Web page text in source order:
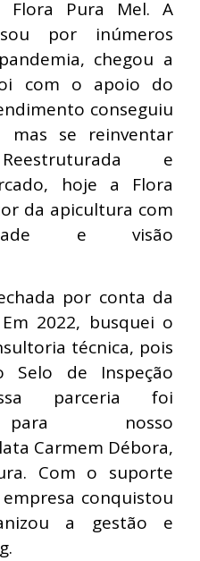
Pura Mel. A
por inúmeros
chegou a
com o apoio do
conseguiu
mas se reinventar
e
hoje a Flora
da apicultura com
e visão
por conta da
2022, busquei o
técnica, pois
Selo de Inspeção
parceria foi
para nosso
Carmem Débora,
Com o suporte
conquistou
a gestão e